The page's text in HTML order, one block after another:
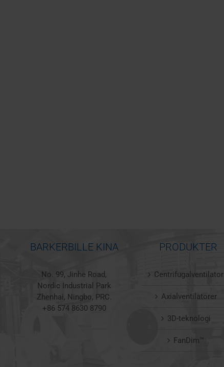
BARKERBILLE KINA
No. 99, Jinhe Road,
Nordic Industrial Park
Zhenhai, Ningbo, PRC.
+86 574 8630 8790
PRODUKTER
Centrifugalventilator
Axialventilatorer
3D-teknologi
FanDim™